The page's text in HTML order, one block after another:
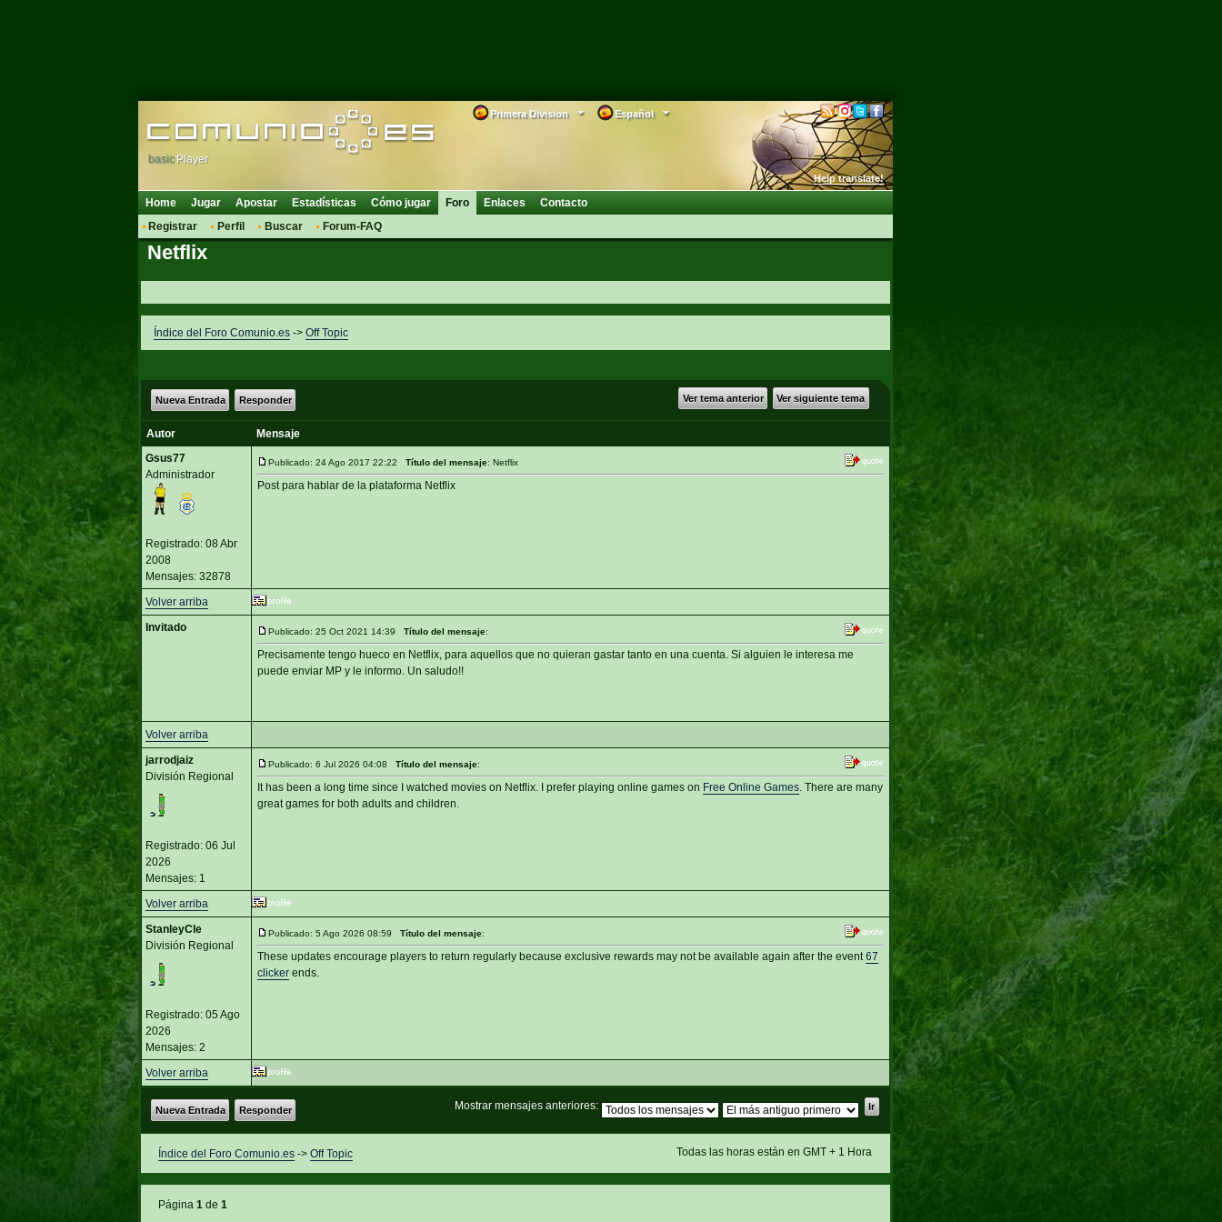
Español
Primera Division
Help translate!
basic Player
Home Jugar Apostar Estadísticas Cómo jugar
Foro
Registrar
Perfil Buscar Forum-FAQ
Enlaces Contacto
Netflix
Índice del Foro Comunio.es-> Off Topic
Ver tema anterior Ver siguiente tema
Nueva Entrada Responder
Autor
Mensaje
Gsus77
Administrador
Registrado: 08 Abr
2008
Mensajes: 32878
Publicado: 24 Ago 2017 22:22 Título del mensaje: Netflix
Post para hablar de la plataforma Netflix
Volver arriba
Invitado
Publicado: 25 Oct 2021 14:39 Título del mensaje:
Precisamente tengo hueco en Netflix, para aquellos que no quieran gastar tanto en una cuenta. Si alguien le interesa me
puede enviar MP y le informo. Un saludo!!
Volver arriba
jarrodjaiz
División Regional
Registrado: 06 Jul
2026
Mensajes: 1
Publicado: 6 Jul 2026 04:08 Título del mensaje:
It has been a long time since I watched movies on Netflix. I prefer playing online games on Free Online Games. There are many
great games for both adults and children.
Volver arriba
StanleyCle
División Regional
Registrado: 05 Ago
2026
Mensajes: 2
Publicado: 5 Ago 2026 08:59 Título del mensaje:
These updates encourage players to return regularly because exclusive rewards may not be available again after the event67
clickerends.
Volver arriba
Mostrar mensajes anteriores:
Nueva Entrada Responder
Todas las horas están en GMT + 1 Hora
Índice del Foro Comunio.es-> Off Topic
Página 1de 1